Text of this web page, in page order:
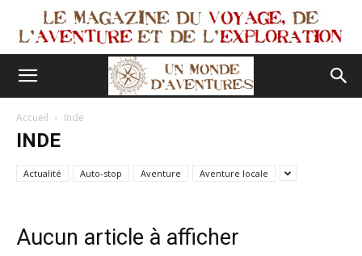
Accueil Inde
INDE
Actualité Auto-stop Aventure Aventure locale
Aucun article à afficher